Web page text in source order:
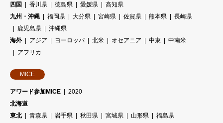
四国
香川県 徳島県 愛媛県
高知県
九州・沖縄
福岡県 大分県 宮崎県 佐賀県 熊本県
長崎県
鹿児島県
沖縄県
海外
アジア ヨーロッパ 北米 オセアニア 中東
中南米
アフリカ
MICE
アワード参加MICE
2020
北海道
東北
青森県 岩手県 秋田県 宮城県 山形県
福島県